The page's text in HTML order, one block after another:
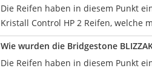
Die Reifen haben in diesem Punkt
Kristall Control HP 2 Reifen, welche
Wie wurden die Bridgestone
Die Reifen haben in diesem Punkt